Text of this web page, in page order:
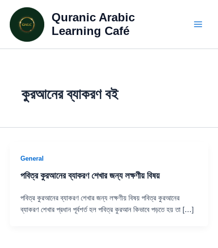
to
content
Quranic Arabic
Learning Café
কুরআনের ব্যাকরণ বই
General
পবিত্র কুরআনের ব্যাকরণ শেখার জন্য লক্ষণীয় বিষয়
পবিত্র কুরআনের ব্যাকরণ শেখার জন্য লক্ষণীয় বিষয় পবিত্র কুরআনের
ব্যাকরণ শেখার প্রধান পূর্বশর্ত হল পবিত্র কুরআন কিভাবে পড়তে হয় তা […]